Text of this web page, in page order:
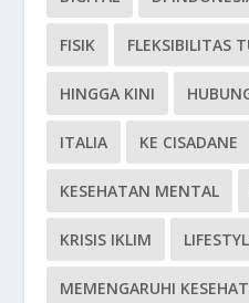
FISIK FLEKSIBILITAS
HINGGA KINI
ITALIA KE CISADANE
KESEHATAN MENTAL
KRISIS IKLIM
MEMENGARUHI